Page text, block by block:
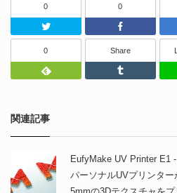
0
Twitter
0
0
Feedly
Share
関連記事
EufyMake UV Printer E1
パーソナルUVプリンタ